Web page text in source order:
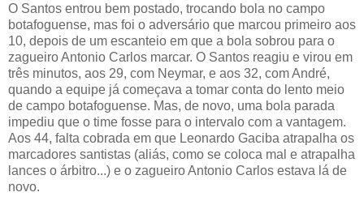
O Santos entrou bem postado, trocando bola no campo
botafoguense, mas foi o adversário que marcou primeiro aos
10, depois de um escanteio em que a bola sobrou para o
zagueiro Antonio Carlos marcar. O Santos reagiu e virou em
três minutos, aos 29, com Neymar, e aos 32, com André,
quando a equipe já começava a tomar conta do lento meio
de campo botafoguense. Mas, de novo, uma bola parada
impediu que o time fosse para o intervalo com a vantagem.
Aos 44, falta cobrada em que Leonardo Gaciba atrapalha os
marcadores santistas (aliás, como se coloca mal e atrapalha
lances o árbitro...) e o zagueiro Antonio Carlos estava lá de
novo.